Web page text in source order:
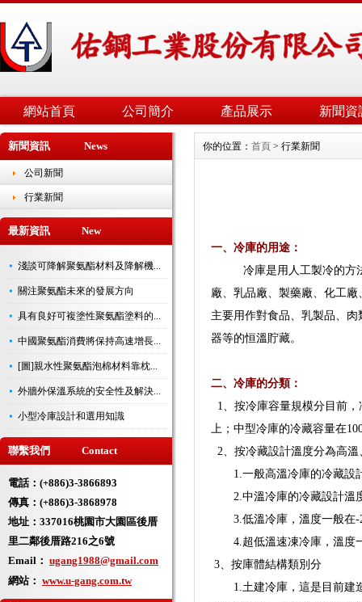
網站首頁 公司簡介 產品展示 新聞資
新聞資訊 News
公司新聞
行業新聞
最新資訊 New
淺談可降解聚氨酯材料及降解機...
關注聚氨酯未來的發展方向
具有良好可複塗性聚氨酯塗料的...
中國聚氨酯消費將保持高速增長...
[圖]親水性聚氨酯泡棉材料靠枕...
外牆外保溫系統的安全性及解決...
小型冷庫設計和選用知識
聯繫我們 Contact
電話：(+886)3-3866893
傳真：(+886)3-3868978
地址： 337016桃園市大園區後厝
里二鄰後厝路216之6號
Email： ugang1988@gmail.com
網站： www.u-gang.com.tw
你的位置： 首頁 > 行業新聞
一、冷庫的用途：
冷庫是用人工製冷的方法
廠、乳品廠、製藥廠、化工
主要用作對食品、乳製品、
器等的恒溫貯藏。
二、冷庫的分類：
1、按冷庫容量規模分目前
上；中型冷庫的冷藏容量在
2、按冷藏設計溫度分為高
1.一般高溫冷庫的冷藏設
2.中溫冷庫的冷藏設計溫
3.低溫冷庫，溫度一般在-
4.超低溫速凍冷庫，溫度
3、按庫體結構類別分
1.土建冷庫，這是目前建造